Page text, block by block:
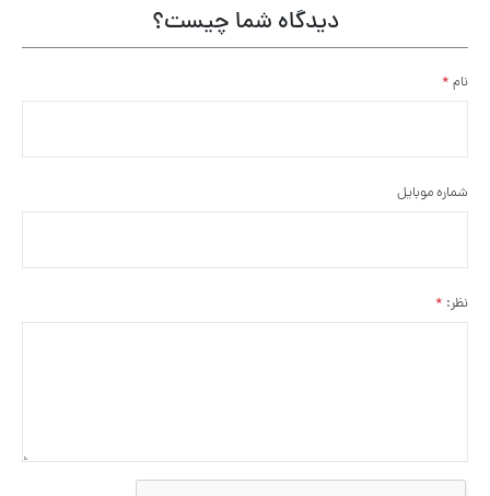
دیدگاه شما چیست؟
نام *
شماره موبایل
نظر: *